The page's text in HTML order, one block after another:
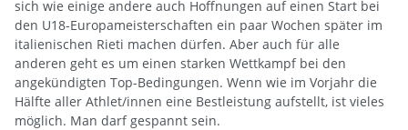
sich wie einige andere auch Hoffnungen auf einen Start bei
den U18-Europameisterschaften ein paar Wochen später im
italienischen Rieti machen dürfen. Aber auch für alle
anderen geht es um einen starken Wettkampf bei den
angekündigten Top-Bedingungen. Wenn wie im Vorjahr die
Hälfte aller Athlet/innen eine Bestleistung aufstellt, ist vieles
möglich. Man darf gespannt sein.